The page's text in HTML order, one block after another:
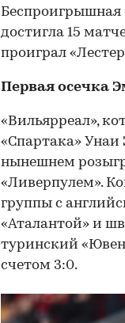
Беспроигрышная
достигла 15
проиграл
Первая осечка
«Вильярреал»,
«Спартака» Унаи
нынешнем
«Ливерпулем».
группы с
«Аталантой» и
туринский
счетом 3:0.